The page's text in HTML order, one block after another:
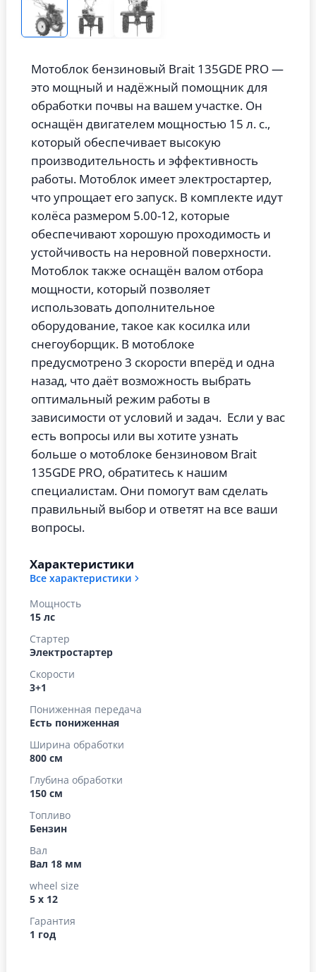
Мотоблок бензиновый Brait 135GDE PRO —
это мощный и надёжный помощник для
обработки почвы на вашем участке. Он
оснащён двигателем мощностью 15 л. с.,
который обеспечивает высокую
производительность и эффективность
работы. Мотоблок имеет электростартер,
что упрощает его запуск. В комплекте идут
колёса размером 5.00-12, которые
обеспечивают хорошую проходимость и
устойчивость на неровной поверхности.
Мотоблок также оснащён валом отбора
мощности, который позволяет
использовать дополнительное
оборудование, такое как косилка или
снегоуборщик. В мотоблоке
предусмотрено 3 скорости вперёд и одна
назад, что даёт возможность выбрать
оптимальный режим работы в
зависимости от условий и задач. Если у вас
есть вопросы или вы хотите узнать
больше о мотоблоке бензиновом Brait
135GDE PRO, обратитесь к нашим
специалистам. Они помогут вам сделать
правильный выбор и ответят на все ваши
вопросы.
Характеристики
Все характеристики
Мощность
15 лс
Стартер
Электростартер
Скорости
3+1
Пониженная передача
Есть пониженная
Ширина обработки
800 см
Глубина обработки
150 см
Топливо
Бензин
Вал
Вал 18 мм
wheel size
5 х 12
Гарантия
1 год